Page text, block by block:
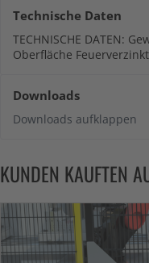
Technische Daten
TECHNISCHE DATEN:
Oberfläche
Downloads
Downloads aufklappen
KUNDEN KAUFTEN